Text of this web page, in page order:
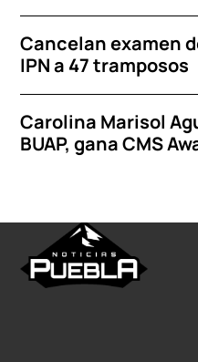
Cancelan examen
IPN a 47 tramposos
Carolina Marisol
BUAP, gana CMS